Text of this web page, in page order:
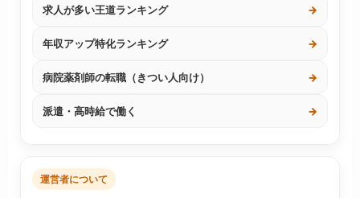
求人が多い王道ランキング →
年収アップ特化ランキング →
病院薬剤師の転職（きつい人向け） →
派遣・高時給で働く →
運営者について